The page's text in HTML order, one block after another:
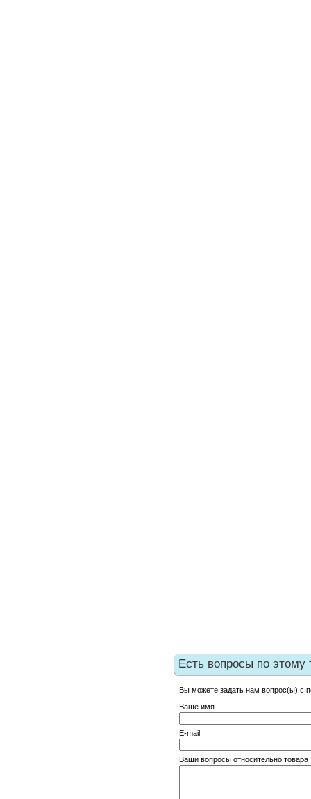
Есть вопросы по этому
Вы можете задать нам вопрос(ы)
Ваше имя
E-mail
Ваши вопросы относительно товара